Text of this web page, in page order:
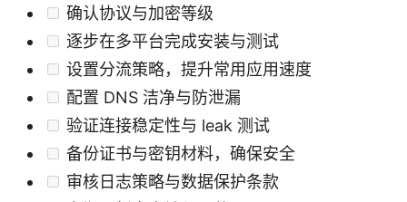
确认协议与加密等级
逐步在多平台完成安装与测试
设置分流策略，提升常用应用速度
配置 DNS 洁净与防泄漏
验证连接稳定性与 leak 测试
备份证书与密钥材料，确保安全
审核日志策略与数据保护条款